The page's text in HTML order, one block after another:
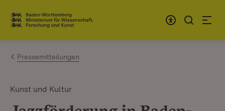
Zum Inhalt springen
Link zur Startseite
Pressemitteilungen
Kunst und Kultur